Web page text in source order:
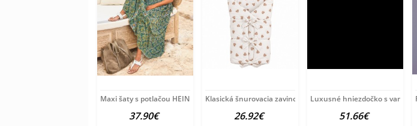
Maxi šaty s potlačou HEINE, modro-zeleno-žlté
37.90€
Klasická šnurovacia zavinovačka New Baby
26.92€
Luxusné hniezdočko s
51.66€